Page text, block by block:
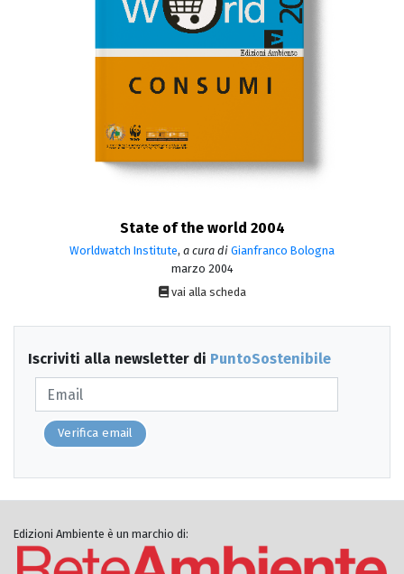
State of the world 2004
Worldwatch Institute, a cura di Gianfranco Bologna
marzo 2004
vai alla scheda
Iscriviti alla newsletter di PuntoSostenibile
Verifica email
Edizioni Ambiente è un marchio di: